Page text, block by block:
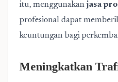
itu, menggunakan jasa
profesional dapat
keuntungan bagi
Meningkatkan